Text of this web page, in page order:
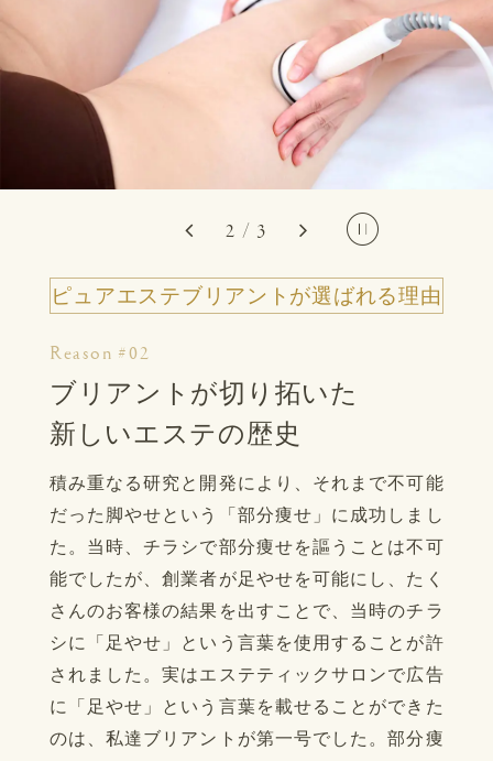
ピュアエステブリアントが選ばれる理由
Reason #01
女性の理想の
プロポーションつくりのお手伝
い
創業以来、「確かな技術」と「結果」で多くの
お客様に理想のボディをご提供してきました。
脚は身体の中でも一番痩せにくい部分。その痩
せにくい脚にこだわり、東洋思想に基づいたブ
リアント式メソッド(サロンケア/ホームケア/内
面ケア)により結果を出すことで悩める女性の皆
様から高い評価を頂いています。
ピュアエステブリアントが選ばれる理由
Reason #02
ブリアントが切り拓いた
新しいエステの歴史
積み重なる研究と開発により、それまで不可能
だった脚やせという「部分痩せ」に成功しまし
た。当時、チラシで部分痩せを謳うことは不可
能でしたが、創業者が足やせを可能にし、たく
さんのお客様の結果を出すことで、当時のチラ
シに「足やせ」という言葉を使用することが許
されました。実はエステティックサロンで広告
に「足やせ」という言葉を載せることができた
のは、私達ブリアントが第一号でした。部分痩
ピュアエステブリアントが選ばれる理由
Reason #03
コンプレックスが自信に変わる
瞬間
脚を細くそして体形が変わったお客様から「嫌
いだった脚が好きになった」「前向きになれ
た」などたくさんのお言葉と、何よりたくさん
の笑顔をいただきました。そんな声と笑顔をた
くさんいただくことで私達には気づきが生まれ
ました。エステティックサロンは外見を磨くだ
けではない。内面からの輝きをもたらし、人生
を変える力があると。
2 / 3